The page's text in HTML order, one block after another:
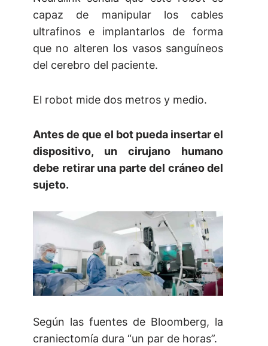
capaz de manipular los cables
ultrafinos e implantarlos de forma
que no alteren los vasos sanguíneos
del cerebro del paciente.
El robot mide dos metros y medio.
Antes de que el bot pueda insertar el
dispositivo, un cirujano humano
debe retirar una parte del cráneo del
sujeto.
Según las fuentes de Bloomberg, la
craniectomía dura “un par de horas”.